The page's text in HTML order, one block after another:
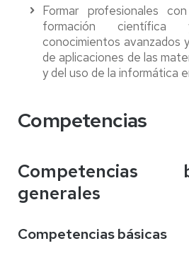
Formar profesionales
formación
conocimientos avanzados
de aplicaciones de las
y del uso de la informática
Competencias
generales
Competencias básicas